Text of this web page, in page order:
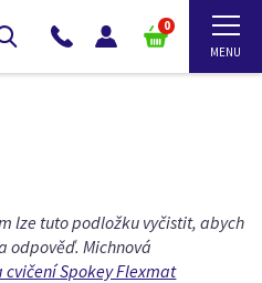
0
lze tuto podložku vyčistit, abych
odpověď. Michnová
cvičení Spokey Flexmat